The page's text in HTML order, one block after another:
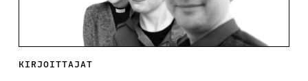
KIRJOITTAJAT